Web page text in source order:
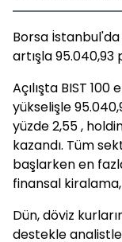
Borsa İstanbul'da
artışla 95.040,93
Açılışta BIST 100
yükselişle
yüzde 2,55 ,
kazandı. Tüm
başlarken en
finansal
Dün, döviz
destekle